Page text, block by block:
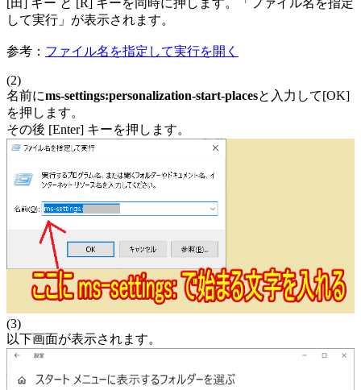
して実行」が表示されます。
参考： ファイル名を指定して実行を開く
(2)
名前にms-settings:personalization-start-placesと入力して[OK]
を押します。
その後 [Enter] キーを押します。
(3)
以下画面が表示されます。